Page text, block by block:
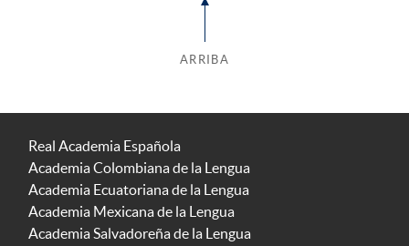
ARRIBA
Real Academia Española
Academia Colombiana de la Lengua
Academia Ecuatoriana de la Lengua
Academia Mexicana de la Lengua
Academia Salvadoreña de la Lengua